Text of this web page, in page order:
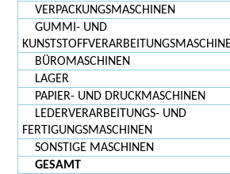
VERPACKUNGSMASCHINEN
GUMMI- UND
BÜROMASCHINEN
LAGER
PAPIER- UND DRUCKMASCHINEN
LEDERVERARBEITUNGS- UND
FERTIGUNGSMASCHINEN
SONSTIGE MASCHINEN
GESAMT